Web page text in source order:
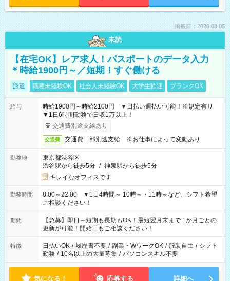
掲載日：2026.08.05
未読
【在宅OK】レア求人！パスポートのデータ入力
＊時給1900円～／短期！すぐ働ける
派遣 職種未経験OK 社会人未経験OK 大学生歓迎 ブランクOK
給与
時給1900円～時給2100円 ▼日払い週払い可能！※規定有り
▼1日6時間勤務で日収1万以上！
交通費別途支給あり
交通費 交通費一部別途支給 ※お仕事によって変動あり
勤務地
東京都渋谷区
渋谷駅から徒歩5分 / 神泉駅から徒歩5分
キレイなオフィスです
勤務時間
8:00～22:00 ▼1日4時間～ 10時～・11時～など、シフト希望
ご相談ください！
期間
【急募】即日～短期も長期もOK！最短翌月末まで 1か月ごとの
更新が可能！開始日もご相談ください！
特徴 日払いOK / 履歴書不要 / 副業・WワークOK / 服装自由 / シフト
勤務 / 10名以上の大量募集 / パソコンスキル不要
気になる！ 応募する 詳細へ